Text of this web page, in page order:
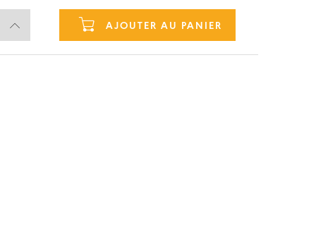
AJOUTER AU PANIER